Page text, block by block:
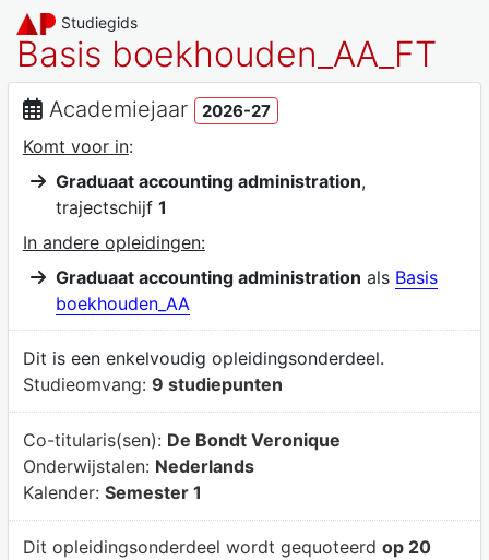
Studiegids
Basis boekhouden_AA_FT
Academiejaar 2026-27
Komt voor in:
Graduaat accounting administration,
trajectschijf 1
In andere opleidingen:
Graduaat accounting administration als Basis
boekhouden_AA
Dit is een enkelvoudig opleidingsonderdeel.
Studieomvang: 9 studiepunten
Co-titularis(sen): De Bondt Veronique
Onderwijstalen: Nederlands
Kalender: Semester 1
Dit opleidingsonderdeel wordt gequoteerd op 20